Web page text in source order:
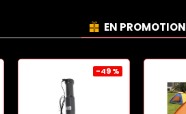
EN PROMOTION
-49 %